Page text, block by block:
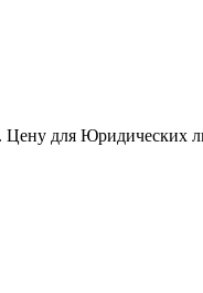
для Юридических